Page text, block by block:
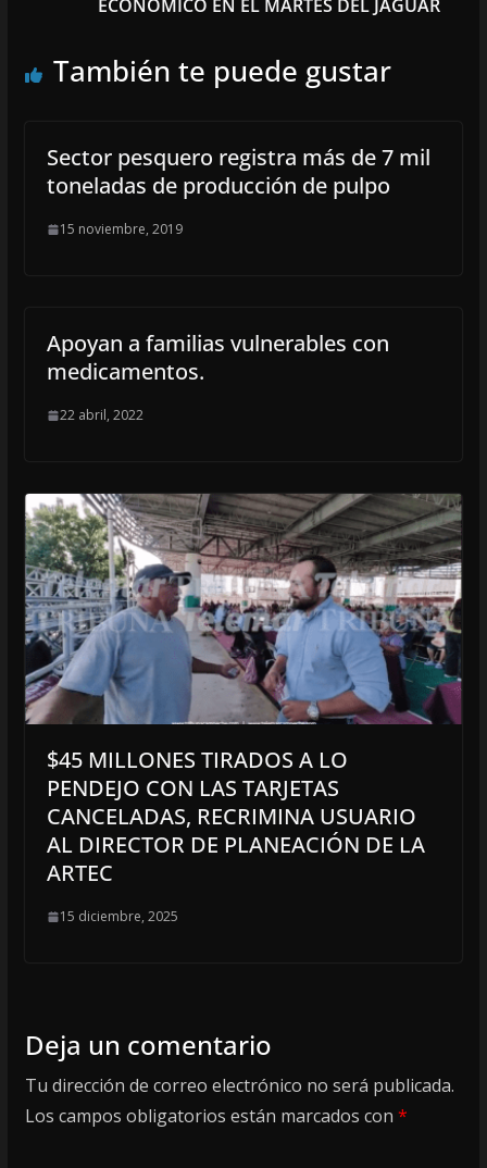
ECONÓMICO EN EL MARTES DEL JAGUAR
También te puede gustar
Sector pesquero registra más de 7 mil
toneladas de producción de pulpo
15 noviembre, 2019
Apoyan a familias vulnerables con
medicamentos.
22 abril, 2022
$45 MILLONES TIRADOS A LO
PENDEJO CON LAS TARJETAS
CANCELADAS, RECRIMINA USUARIO
AL DIRECTOR DE PLANEACIÓN DE LA
ARTEC
15 diciembre, 2025
Deja un comentario
Tu dirección de correo electrónico no será publicada.
Los campos obligatorios están marcados con *